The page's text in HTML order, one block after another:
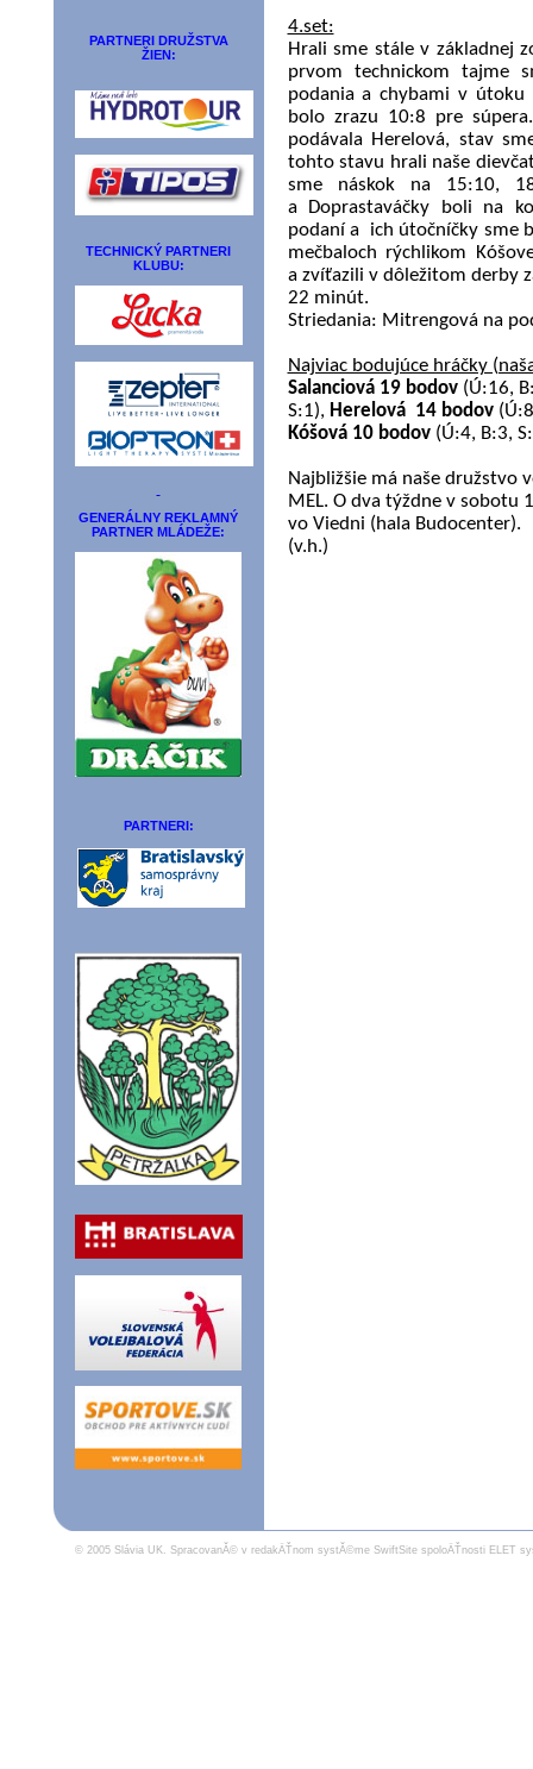
PARTNERI DRUŽSTVA
ŽIEN:
TECHNICKÝ PARTNERI
KLUBU:
GENERÁLNY REKLAMNÝ
PARTNER MLÁDEŽE:
PARTNERI:
4.set:
Hrali sme stále v základnej
prvom technickom tajme
podania a chybami v
bolo zrazu 10:8 pre
podávala Herelová, stav
tohto stavu hrali naše
sme náskok na 15:10,
a Doprastaváčky boli na
podaní a ich útočníčky sme
mečbaloch rýchlikom
a zvíťazili v dôležitom derby
22 minút.
Striedania: Mitrengová na
Najviac bodujúce hráčky
Salanciová 19 bodov(Ú:16,
S:1), Herelová 14 bodov
Kóšová 10 bodov(Ú:4, B:3,
Najbližšie má naše družstvo
MEL. O dva týždne v sobotu
vo Viedni (hala Budocenter).
(v.h.)
© 2005 Slávia UK. SpracovanĂ© v redakÄŤnom systĂ©me SwiftSite spoloÄŤnosti ELET